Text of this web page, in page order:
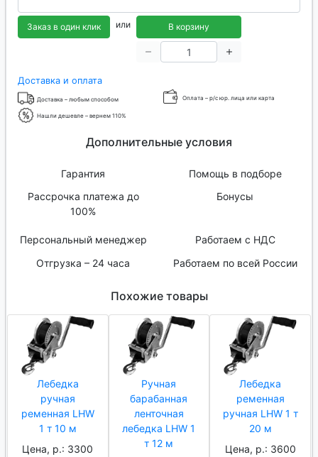
Заказ в один клик или В корзину
Доставка и оплата
Доставка – любым способом Оплата – р/с юр. лица или карта
Нашли дешевле – вернем 110%
Дополнительные условия
Гарантия
Помощь в подборе
Рассрочка платежа до
100%
Бонусы
Персональный менеджер
Работаем с НДС
Отгрузка – 24 часа
Работаем по всей России
Похожие товары
Лебедка
ручная
ременная LHW
1 т 10 м
Цена, р.: 3300
Ручная
барабанная
ленточная
лебедка LHW 1
т 12 м
Лебедка
ременная
ручная LHW 1 т
20 м
Цена, р.: 3600